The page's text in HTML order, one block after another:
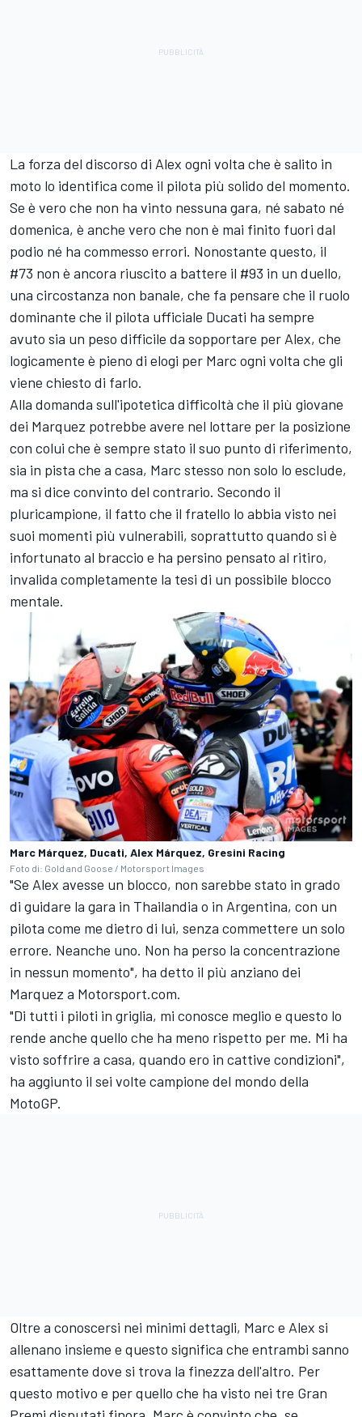
La forza del discorso di Alex ogni volta che è salito in
moto lo identifica come il pilota più solido del momento.
Se è vero che non ha vinto nessuna gara, né sabato né
domenica, è anche vero che non è mai finito fuori dal
podio né ha commesso errori. Nonostante questo, il
#73 non è ancora riuscito a battere il #93 in un duello,
una circostanza non banale, che fa pensare che il ruolo
dominante che il pilota ufficiale Ducati ha sempre
avuto sia un peso difficile da sopportare per Alex, che
logicamente è pieno di elogi per Marc ogni volta che gli
viene chiesto di farlo.
Alla domanda sull'ipotetica difficoltà che il più giovane
dei Marquez potrebbe avere nel lottare per la posizione
con colui che è sempre stato il suo punto di riferimento,
sia in pista che a casa, Marc stesso non solo lo esclude,
ma si dice convinto del contrario. Secondo il
pluricampione, il fatto che il fratello lo abbia visto nei
suoi momenti più vulnerabili, soprattutto quando si è
infortunato al braccio e ha persino pensato al ritiro,
invalida completamente la tesi di un possibile blocco
mentale.
Marc Márquez, Ducati, Alex Márquez, Gresini Racing
Foto di: Gold and Goose / Motorsport Images
"Se Alex avesse un blocco, non sarebbe stato in grado
di guidare la gara in Thailandia o in Argentina, con un
pilota come me dietro di lui, senza commettere un solo
errore. Neanche uno. Non ha perso la concentrazione
in nessun momento", ha detto il più anziano dei
Marquez a Motorsport.com.
"Di tutti i piloti in griglia, mi conosce meglio e questo lo
rende anche quello che ha meno rispetto per me. Mi ha
visto soffrire a casa, quando ero in cattive condizioni",
ha aggiunto il sei volte campione del mondo della
MotoGP.
Oltre a conoscersi nei minimi dettagli, Marc e Alex si
allenano insieme e questo significa che entrambi sanno
esattamente dove si trova la finezza dell'altro. Per
questo motivo e per quello che ha visto nei tre Gran